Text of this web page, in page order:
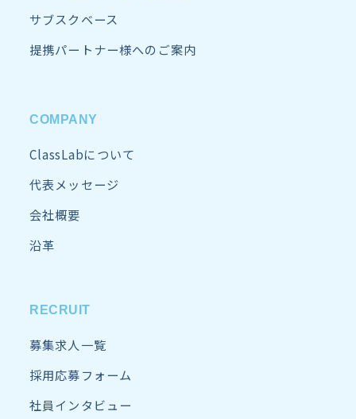
サブスクベース
提携パートナー様へのご案内
COMPANY
ClassLabについて
代表メッセージ
会社概要
沿革
RECRUIT
募集求人一覧
採用応募フォーム
社員インタビュー